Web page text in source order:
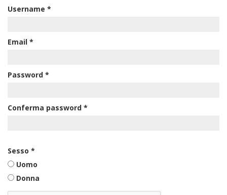
Username *
Email *
Password *
Conferma password *
Sesso *
Uomo
Donna